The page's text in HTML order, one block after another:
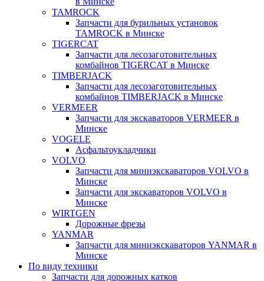
TAMROCK
Запчасти для бурильных установок
TAMROCK в Минске
TIGERCAT
Запчасти для лесозаготовительных
комбайнов TIGERCAT в Минске
TIMBERJACK
Запчасти для лесозаготовительных
комбайнов TIMBERJACK в Минске
VERMEER
Запчасти для экскаваторов VERMEER в
Минске
VOGELE
Асфальтоукладчики
VOLVO
Запчасти для миниэкскаваторов VOLVO в
Минске
Запчасти для экскаваторов VOLVO в
Минске
WIRTGEN
Дорожные фрезы
YANMAR
Запчасти для миниэкскаваторов YANMAR в
Минске
По виду техники
Запчасти для дорожных катков